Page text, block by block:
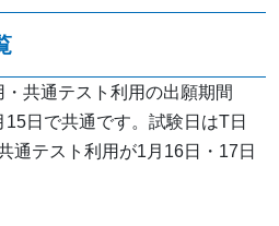
共通テスト利用の出願期間
日で共通です。試験日はT日
通テスト利用が1月16日・17日